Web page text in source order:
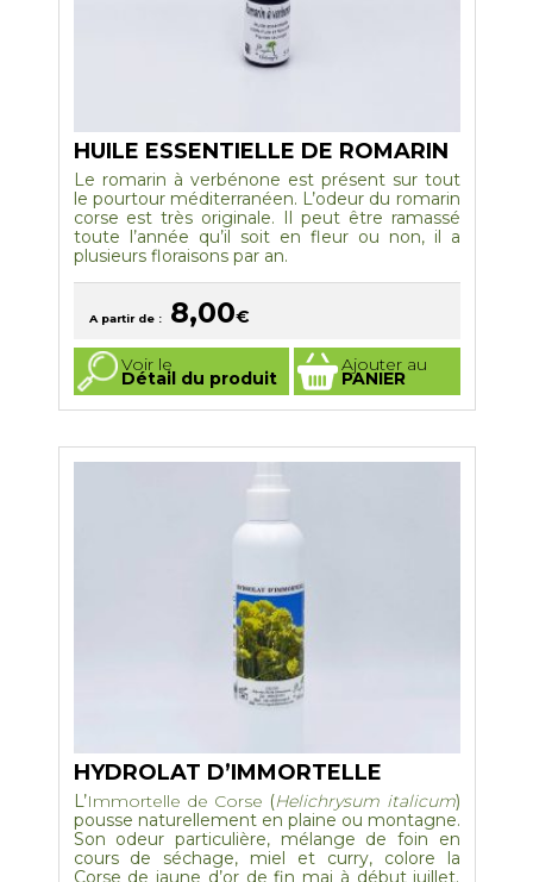
HUILE ESSENTIELLE DE ROMARIN
Le romarin à verbénone est présent sur tout
le pourtour méditerranéen. L’odeur du romarin
corse est très originale. Il peut être ramassé
toute l’année qu’il soit en fleur ou non, il a
plusieurs floraisons par an.
A partir de : 8,00€
Voir le
Détail du produit
Ajouter au
PANIER
Ce
produit
a
plusieurs
options
HYDROLAT D’IMMORTELLE
L’Immortelle de Corse (Helichrysum italicum)
pousse naturellement en plaine ou montagne.
Son odeur particulière, mélange de foin en
cours de séchage, miel et curry, colore la
Corse de jaune d’or de fin mai à début juillet.